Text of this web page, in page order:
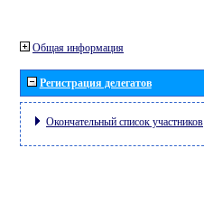
Общая информация
Регистрация делегатов
Окончательный список участников